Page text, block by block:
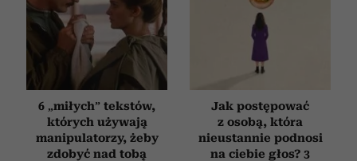
6 „miłych” tekstów,
których używają
manipulatorzy, żeby
zdobyć nad tobą
Jak postępować
z osobą, która
nieustannie podnosi
na ciebie głos? 3